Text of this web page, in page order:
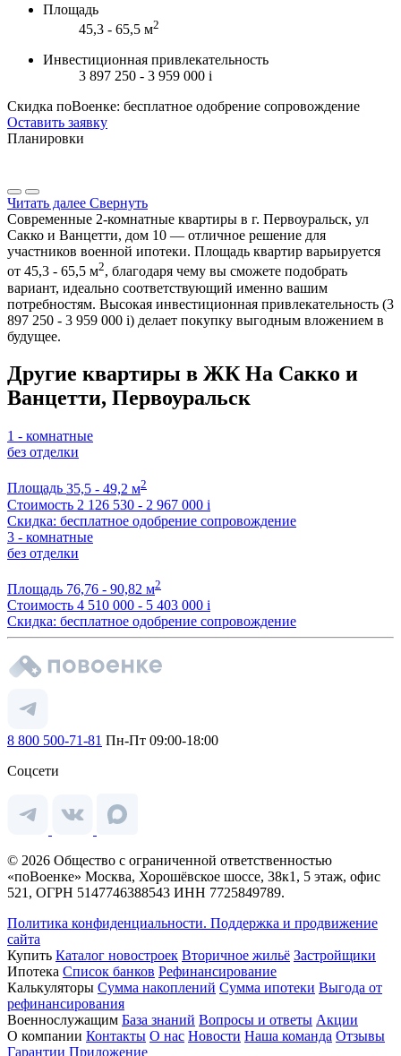
Площадь
45,3 - 65,5 м2
Инвестиционная привлекательность
3 897 250 - 3 959 000 i
Скидка поВоенке: бесплатное одобрение сопровождение
Оставить заявку
Планировки
Читать далее Свернуть
Современные 2-комнатные квартиры в г. Первоуральск, ул
Сакко и Ванцетти, дом 10 — отличное решение для
участников военной ипотеки. Площадь квартир варьируется
от 45,3 - 65,5 м2, благодаря чему вы сможете подобрать
вариант, идеально соответствующий именно вашим
потребностям. Высокая инвестиционная привлекательность (3
897 250 - 3 959 000 i) делает покупку выгодным вложением в
будущее.
Другие квартиры в ЖК На Сакко и
Ванцетти, Первоуральск
1 - комнатные
без отделки
Площадь 35,5 - 49,2 м2
Стоимость 2 126 530 - 2 967 000 i
Скидка: бесплатное одобрение сопровождение
3 - комнатные
без отделки
Площадь 76,76 - 90,82 м2
Стоимость 4 510 000 - 5 403 000 i
Скидка: бесплатное одобрение сопровождение
8 800 500-71-81 Пн-Пт 09:00-18:00
Соцсети
© 2026 Общество с ограниченной ответственностью
«поВоенке» Москва, Хорошёвское шоссе, 38к1, 5 этаж, офис
521, ОГРН 5147746388543 ИНН 7725849789.
Политика конфиденциальности. Поддержка и продвижение
сайта
Купить Каталог новостроек Вторичное жильё Застройщики
Ипотека Список банков Рефинансирование
Калькуляторы Сумма накоплений Сумма ипотеки Выгода от
рефинансирования
Военнослужащим База знаний Вопросы и ответы Акции
О компании Контакты О нас Новости Наша команда Отзывы
Гарантии Приложение